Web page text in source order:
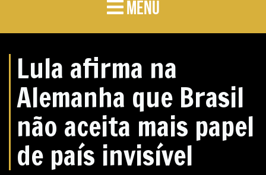
MENU
Lula afirma na
Alemanha que Brasil
não aceita mais papel
de país invisível